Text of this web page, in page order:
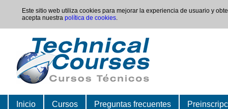
Este sitio web utiliza cookies para mejorar la experiencia de usuario y
acepta nuestra política de cookies.
Inicio Cursos Preguntas frecuentes